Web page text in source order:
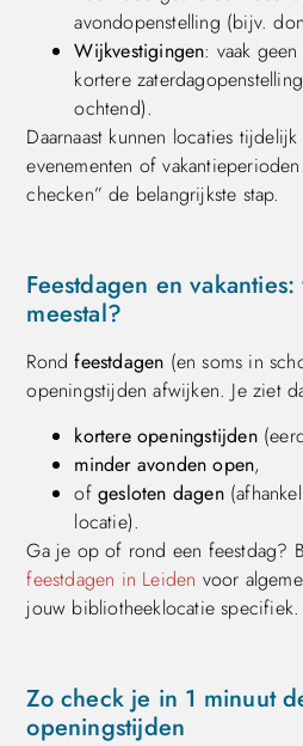
avondopenstelling (bijv.
Wijkvestigingen: vaak
kortere
ochtend).
Daarnaast kunnen locaties
evenementen of
checken” de belangrijkste stap.
Feestdagen en
meestal?
Rondfeestdagen (en soms in
openingstijden afwijken. Je ziet
kortere openingstijden
minder avonden open,
of gesloten dagen
locatie).
Ga je op of rond een feestdag?
feestdagen in Leiden voor
jouw bibliotheeklocatie specifiek.
Zo check je in 1 minuut
openingstijden